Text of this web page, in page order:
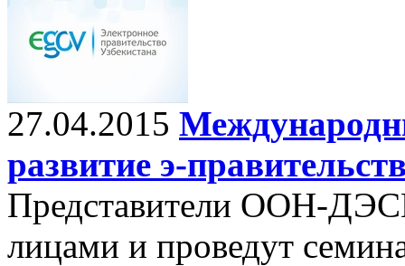
27.04.2015
развитие э-
Представители ООН-
лицами и проведут